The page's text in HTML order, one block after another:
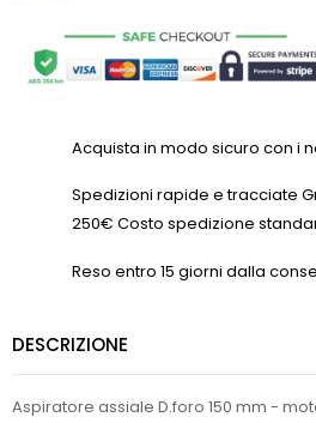
Acquista in modo sicuro con i
Spedizioni rapide e tracciate
250€ Costo spedizione
Reso entro 15 giorni dalla
DESCRIZIONE
Aspiratore assiale D.foro 150 mm -